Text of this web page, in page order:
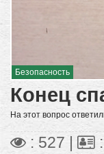
Безопасность
Конец
На этот вопрос
: 527 | :